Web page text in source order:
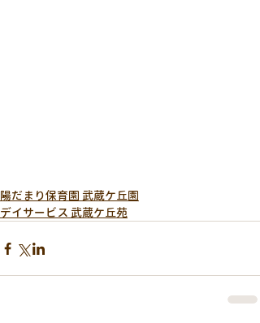
陽だまり保育園 武蔵ケ丘園
デイサービス 武蔵ケ丘苑